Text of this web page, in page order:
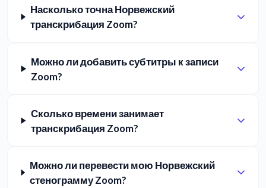
Насколько точна Норвежский
транскрибация Zoom?
Можно ли добавить субтитры к записи
Zoom?
Сколько времени занимает
транскрибация Zoom?
Можно ли перевести мою Норвежский
стенограмму Zoom?